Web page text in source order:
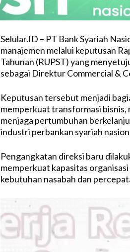
Selular.ID – PT Bank Syariah
manajemen melalui keputusan
Tahunan (RUPST) yang
sebagai Direktur Commercial &
Keputusan tersebut menjadi
memperkuat transformasi bisnis,
menjaga pertumbuhan
industri perbankan syariah
Pengangkatan direksi baru
memperkuat kapasitas
kebutuhan nasabah dan